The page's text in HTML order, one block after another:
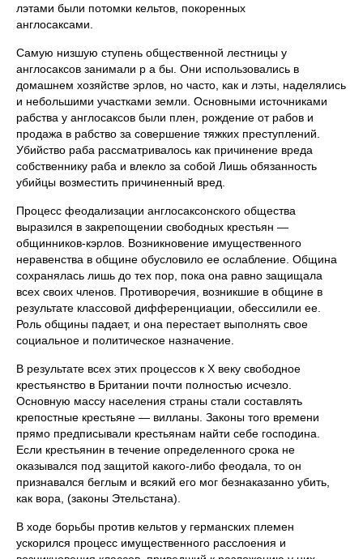
лэтами были потомки кельтов, покоренных
англосаксами.
Самую низшую ступень общественной лестницы у
англосаксов занимали р а бы. Они использовались в
домашнем хозяйстве эрлов, но часто, как и лэты, наделялись
и небольшими участками земли. Основными источниками
рабства у англосаксов были плен, рождение от рабов и
продажа в рабство за совершение тяжких преступлений.
Убийство раба рассматривалось как причинение вреда
собственнику раба и влекло за собой Лишь обязанность
убийцы возместить причиненный вред.
Процесс феодализации англосаксонского общества
выразился в закрепощении свободных крестьян —
общинников-кэрлов. Возникновение имущественного
неравенства в общине обусловило ее ослабление. Община
сохранялась лишь до тех пор, пока она равно защищала
всех своих членов. Противоречия, возникшие в общине в
результате классовой дифференциации, обессилили ее.
Роль общины падает, и она перестает выполнять свое
социальное и политическое назначение.
В результате всех этих процессов к X веку свободное
крестьянство в Британии почти полностью исчезло.
Основную массу населения страны стали составлять
крепостные крестьяне — вилланы. Законы того времени
прямо предписывали крестьянам найти себе господина.
Если крестьянин в течение определенного срока не
оказывался под защитой какого-либо феодала, то он
признавался беглым и всякий его мог безнаказанно убить,
как вора, (законы Этельстана).
В ходе борьбы против кельтов у германских племен
ускорился процесс имущественного расслоения и